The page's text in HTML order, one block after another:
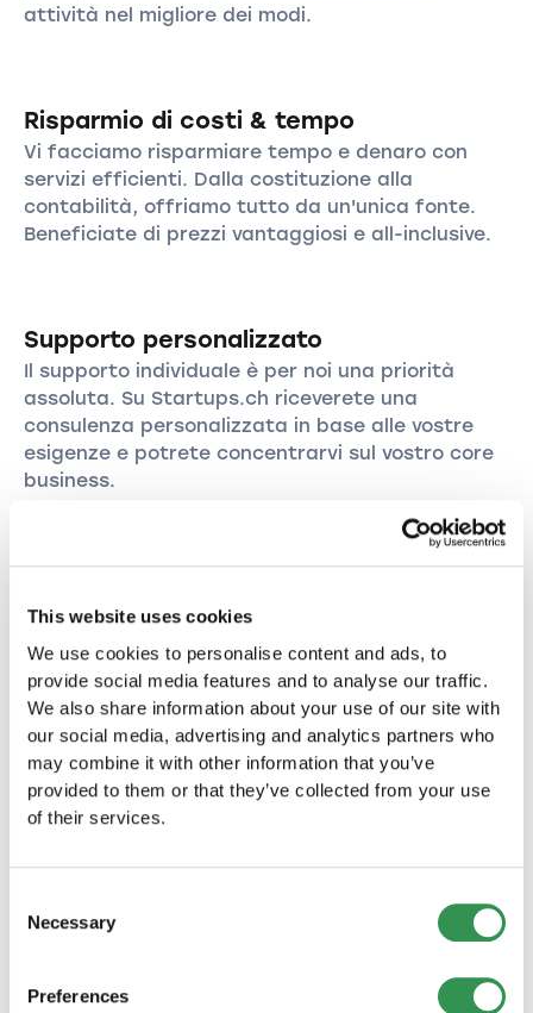
This website uses cookies
We use cookies to personalise content and ads, to
provide social media features and to analyse our traffic.
We also share information about your use of our site with
our social media, advertising and analytics partners who
may combine it with other information that you’ve
provided to them or that they’ve collected from your use
of their services.
Selection
Necessary
Preferences
attività nel migliore dei modi.
Risparmio di costi & tempo
Vi facciamo risparmiare tempo e denaro con
servizi efficienti. Dalla costituzione alla
contabilità, offriamo tutto da un'unica fonte.
Beneficiate di prezzi vantaggiosi e all-inclusive.
Supporto personalizzato
Il supporto individuale è per noi una priorità
assoluta. Su Startups.ch riceverete una
consulenza personalizzata in base alle vostre
esigenze e potrete concentrarvi sul vostro core
business.
Potete ridurre i costi di avviamento stipulando
contratti con i nostri partner. Idealmente,
potete costituire la vostra azienda
gratuitamente.
Costituire la mia azienda.
Vi forniamo un'assistenza completa: